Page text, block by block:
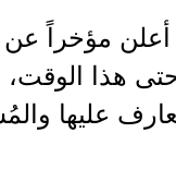
أعلن مؤخراً
حتى هذا
عليها